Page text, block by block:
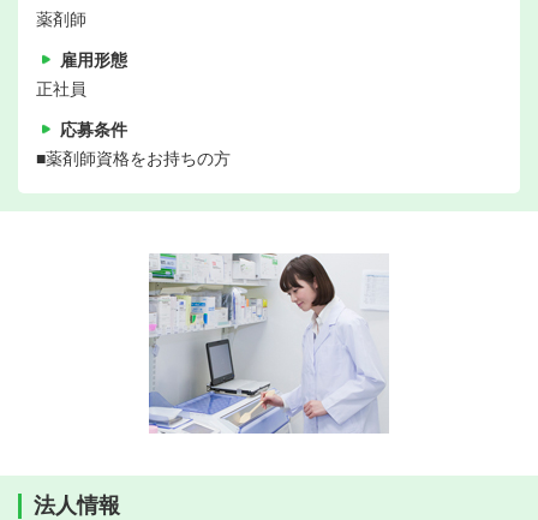
薬剤師
雇用形態
正社員
応募条件
■薬剤師資格をお持ちの方
法人情報